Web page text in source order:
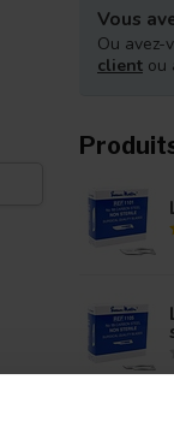
Vous
Ou avez-
client ou